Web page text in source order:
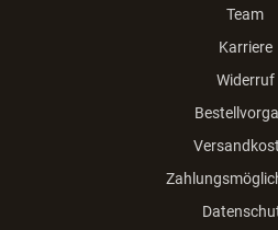
Team
Karriere
Widerruf